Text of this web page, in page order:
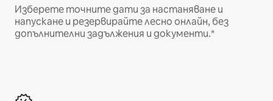
Изберете точните дати за настаняване и
напускане и резервирайте лесно онлайн, без
допълнителни задължения и документи.*